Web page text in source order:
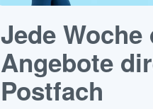
Jede
Angebote
Postfach